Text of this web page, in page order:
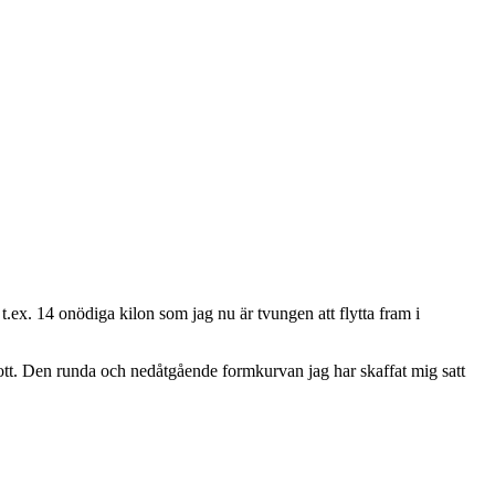
14 onödiga kilon som jag nu är tvungen att flytta fram i
Den runda och nedåtgående formkurvan jag har skaffat mig satt